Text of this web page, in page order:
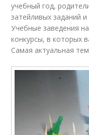
учебный год,
затейливых заданий
Учебные заведения
конкурсы, в которых
Самая актуальная